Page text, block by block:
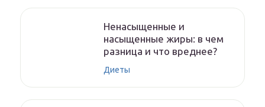
Ненасыщенные и
насыщенные жиры: в чем
разница и что вреднее?
Диеты